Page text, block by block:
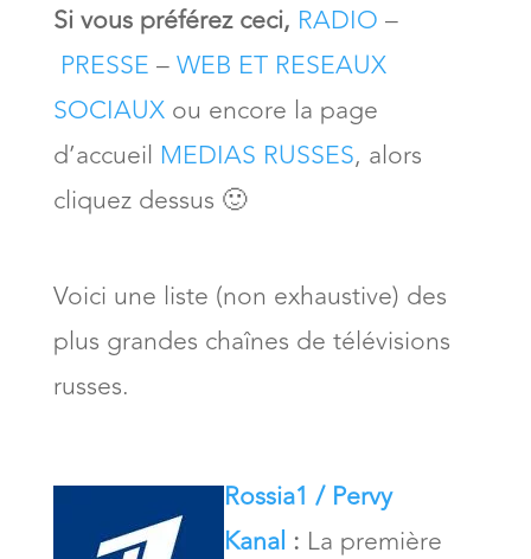
Si vous préférez ceci, RADIO –
PRESSE –WEB ET RESEAUX
SOCIAUXou encore la page
d’accueil MEDIAS RUSSES, alors
cliquez dessus 🙂
Voici une liste (non exhaustive) des
plus grandes chaînes de télévisions
russes.
Rossia1 / Pervy
Kanal : La première